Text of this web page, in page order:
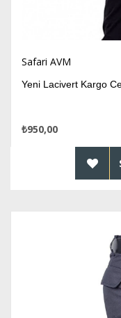
Safari AVM
Yeni Lacivert Kargo
₺950,00